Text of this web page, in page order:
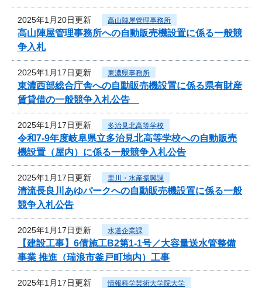
2025年1月20日更新 高山陣屋管理事務所
高山陣屋管理事務所への自動販売機設置に係る一般競
争入札
2025年1月17日更新 東濃県事務所
東濃西部総合庁舎への自動販売機設置に係る県有財産
賃貸借の一般競争入札公告
2025年1月17日更新 多治見北高等学校
令和7‐9年度岐阜県立多治見北高等学校への自動販売
機設置（屋内）に係る一般競争入札公告
2025年1月17日更新 里川・水産振興課
清流長良川あゆパークへの自動販売機設置に係る一般
競争入札公告
2025年1月17日更新 水道企業課
【建設工事】6債施工B2第1-1号／大容量送水管整備
事業 推進（瑞浪市釜戸町地内）工事
2025年1月17日更新 情報科学芸術大学院大学